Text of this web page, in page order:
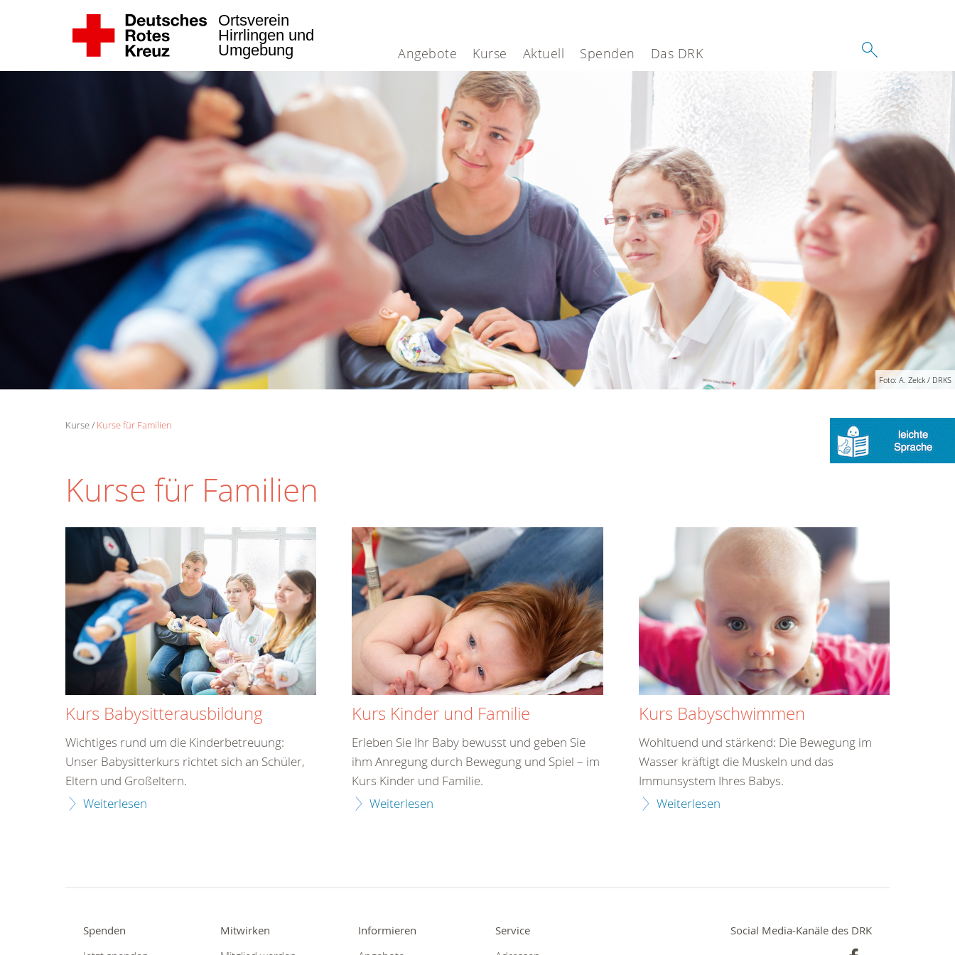
Angebote Kurse Aktuell Spenden Das DRK
Ortsverein
Hirrlingen und
Umgebung
Foto: A. Zelck / DRKS
Kurse Kurse für Familien
Kurse für Familien
Kurs Babysitterausbildung
Wichtiges rund um die Kinderbetreuung:
Unser Babysitterkurs richtet sich an Schüler,
Eltern und Großeltern.
Weiterlesen
Kurs Kinder und Familie
Erleben Sie Ihr Baby bewusst und geben Sie
ihm Anregung durch Bewegung und Spiel – im
Kurs Kinder und Familie.
Weiterlesen
Kurs Babyschwimmen
Wohltuend und stärkend: Die Bewegung im
Wasser kräftigt die Muskeln und das
Immunsystem Ihres Babys.
Weiterlesen
Spenden
Mitwirken
Informieren
Service
Social Media-Kanäle des DRK